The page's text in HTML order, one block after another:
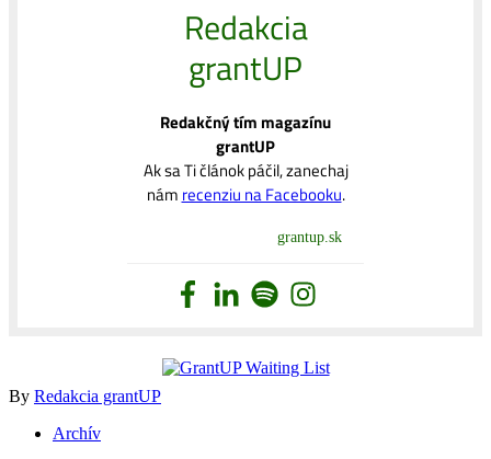
Redakcia
grantUP
Redakčný tím magazínu
grantUP
Ak sa Ti článok páčil, zanechaj
nám recenziu na Facebooku.
grantup.sk
By Redakcia grantUP
Archív